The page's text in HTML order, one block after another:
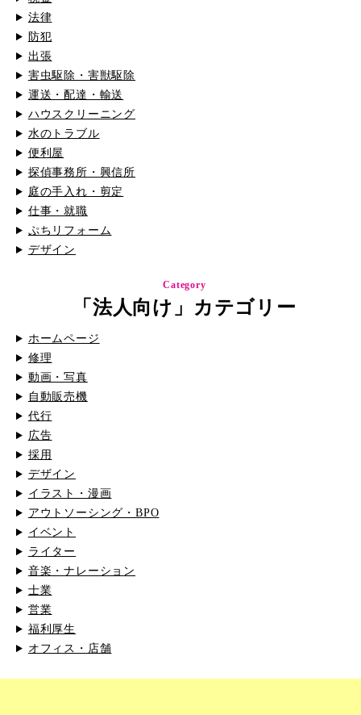
法律
防犯
出張
害虫駆除・害獣駆除
運送・配達・輸送
ハウスクリーニング
水のトラブル
便利屋
探偵事務所・興信所
庭の手入れ・剪定
仕事・就職
ぷちリフォーム
デザイン
Category
「法人向け」カテゴリー
ホームページ
修理
動画・写真
自動販売機
代行
広告
採用
デザイン
イラスト・漫画
アウトソーシング・BPO
イベント
ライター
音楽・ナレーション
士業
営業
福利厚生
オフィス・店舗